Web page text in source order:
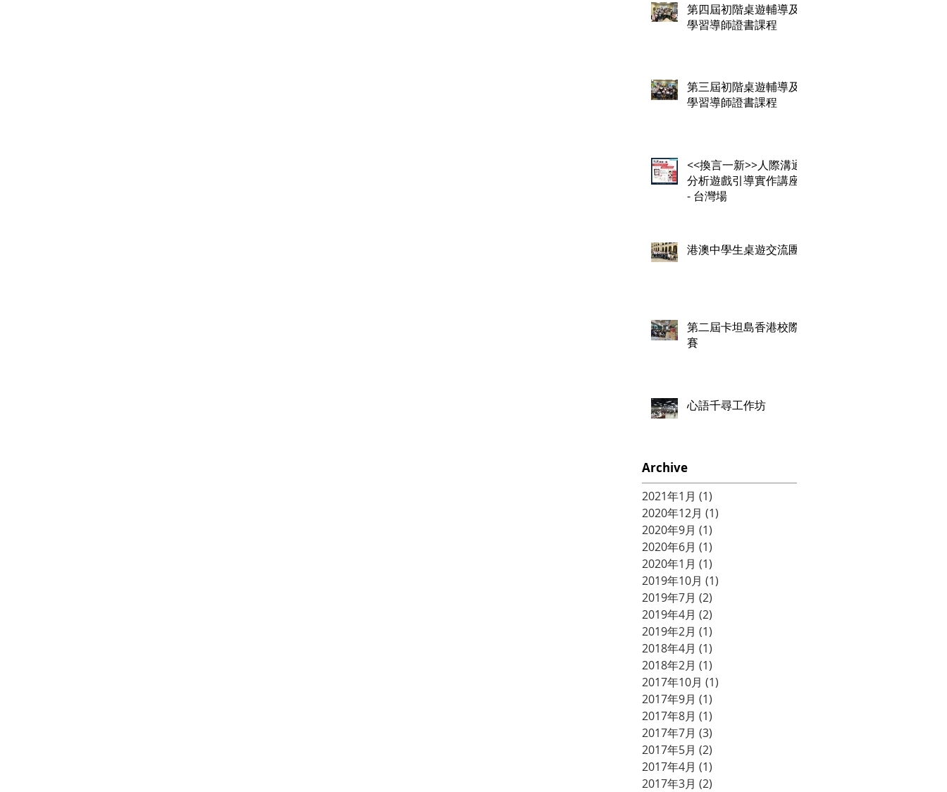
第四屆初階桌遊輔導及
學習導師證書課程
第三屆初階桌遊輔導及
學習導師證書課程
<<換言一新>>人際溝通
分析遊戲引導實作講座
- 台灣場
港澳中學生桌遊交流團
第二屆卡坦島香港校際
賽
心語千尋工作坊
Archive
2021年1月 (1)
2020年12月 (1)
2020年9月 (1)
2020年6月 (1)
2020年1月 (1)
2019年10月 (1)
2019年7月 (2)
2019年4月 (2)
2019年2月 (1)
2018年4月 (1)
2018年2月 (1)
2017年10月 (1)
2017年9月 (1)
2017年8月 (1)
2017年7月 (3)
2017年5月 (2)
2017年4月 (1)
2017年3月 (2)